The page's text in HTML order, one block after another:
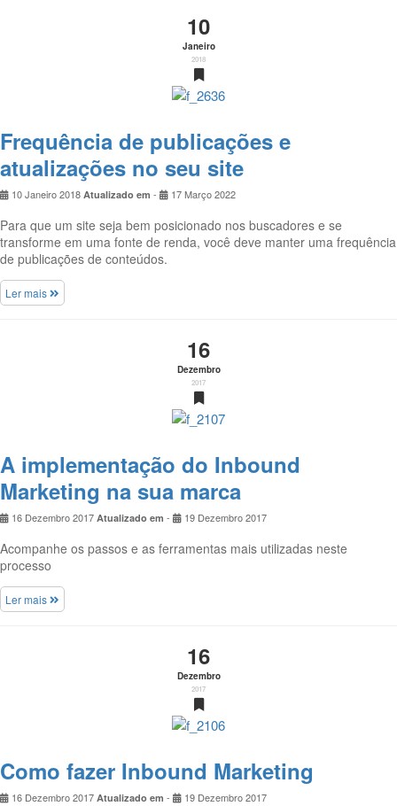
10
Janeiro
2018
Frequência de publicações e
atualizações no seu site
10 Janeiro 2018 Atualizado em - 17 Março 2022
Para que um site seja bem posicionado nos buscadores e se
transforme em uma fonte de renda, você deve manter uma frequência
de publicações de conteúdos.
Ler mais
16
Dezembro
2017
A implementação do Inbound
Marketing na sua marca
16 Dezembro 2017 Atualizado em - 19 Dezembro 2017
Acompanhe os passos e as ferramentas mais utilizadas neste
processo
Ler mais
16
Dezembro
2017
Como fazer Inbound Marketing
16 Dezembro 2017 Atualizado em - 19 Dezembro 2017